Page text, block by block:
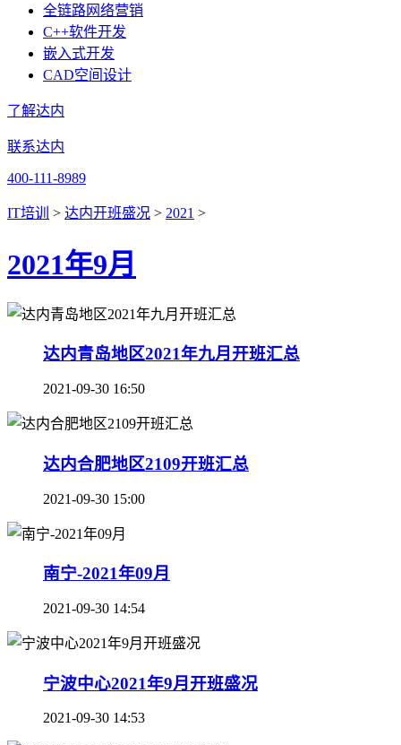
全链路网络营销
C++软件开发
嵌入式开发
CAD空间设计
了解达内
联系达内
400-111-8989
IT培训 > 达内开班盛况 > 2021 >
2021年9月
达内青岛地区2021年九月开班汇总
2021-09-30 16:50
达内合肥地区2109开班汇总
2021-09-30 15:00
南宁-2021年09月
2021-09-30 14:54
宁波中心2021年9月开班盛况
2021-09-30 14:53